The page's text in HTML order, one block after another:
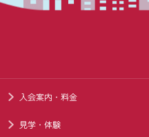
入会案内・料金
見学・体験